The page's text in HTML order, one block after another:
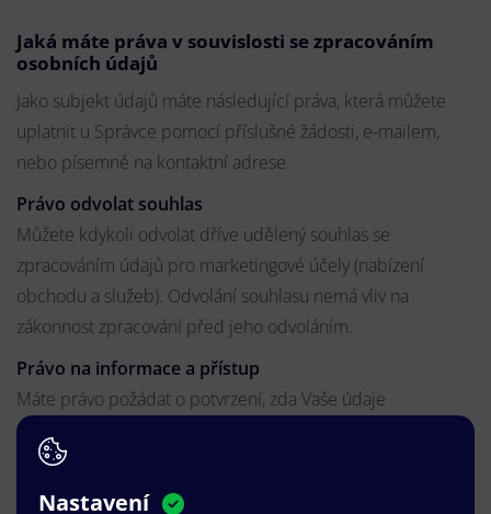
Jaká máte práva v souvislosti se zpracováním
osobních údajů
Jako subjekt údajů máte následující práva, která můžete
uplatnit u Správce pomocí příslušné žádosti, e-mailem,
nebo písemně na kontaktní adrese.
Právo odvolat souhlas
Můžete kdykoli odvolat dříve udělený souhlas se
zpracováním údajů pro marketingové účely (nabízení
obchodu a služeb). Odvolání souhlasu nemá vliv na
zákonnost zpracování před jeho odvoláním.
Právo na informace a přístup
Máte právo požádat o potvrzení, zda Vaše údaje
zpracováváme, a získat k nim přístup a informace o
zpracování.
Právo na výmaz (být zapomenut)
Nastavení